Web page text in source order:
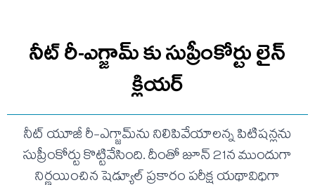
నీట్‌ రీ-ఎగ్జామ్‌ కు సుప్రీంకోర్టు లైన్
క్లియర్
నీట్ యూజీ రీ-ఎగ్జామ్‌ను నిలిపివేయాలన్న పిటిషన్లను
సుప్రీంకోర్టు కొట్టివేసింది. దీంతో జూన్ 21న ముందుగా
నిర్ణయించిన షెడ్యూల్ ప్రకారం పరీక్ష యథావిధిగా